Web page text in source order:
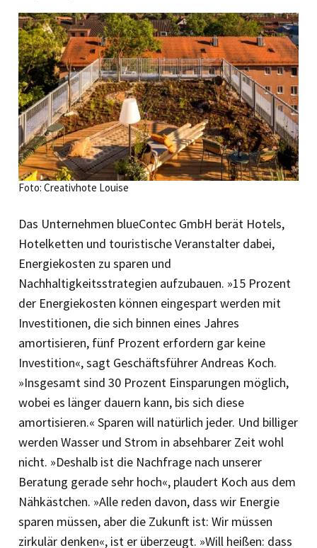
Foto: Creativhote Louise
Das Unternehmen blueContec GmbH berät Hotels,
Hotelketten und touristische Veranstalter dabei,
Energiekosten zu sparen und
Nachhaltigkeitsstrategien aufzubauen. »15 Prozent
der Energiekosten können eingespart werden mit
Investitionen, die sich binnen eines Jahres
amortisieren, fünf Prozent erfordern gar keine
Investition«, sagt Geschäftsführer Andreas Koch.
»Insgesamt sind 30 Prozent Einsparungen möglich,
wobei es länger dauern kann, bis sich diese
amortisieren.« Sparen will natürlich jeder. Und billiger
werden Wasser und Strom in absehbarer Zeit wohl
nicht. »Deshalb ist die Nachfrage nach unserer
Beratung gerade sehr hoch«, plaudert Koch aus dem
Nähkästchen. »Alle reden davon, dass wir Energie
sparen müssen, aber die Zukunft ist: Wir müssen
zirkulär denken«, ist er überzeugt. »Will heißen: dass